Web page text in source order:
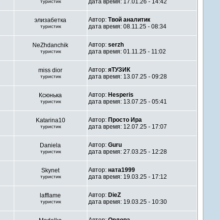
туристик
дата время: 17.01.26 - 14:42
элизабетка
туристик
Автор: Твой аналитик
дата время: 08.11.25 - 08:34
NeZhdanchik
туристик
Автор: serzh
дата время: 01.11.25 - 11:02
miss dior
туристик
Автор: яТУЗИК
дата время: 13.07.25 - 09:28
Ксюнька
туристик
Автор: Hesperis
дата время: 13.07.25 - 05:41
Katarina10
туристик
Автор: Просто Ира
дата время: 12.07.25 - 17:07
Daniela
туристик
Автор: Guru
дата время: 27.03.25 - 12:28
Skynet
туристик
Автор: ната1999
дата время: 19.03.25 - 17:12
lafflame
туристик
Автор: DieZ
дата время: 19.03.25 - 10:30